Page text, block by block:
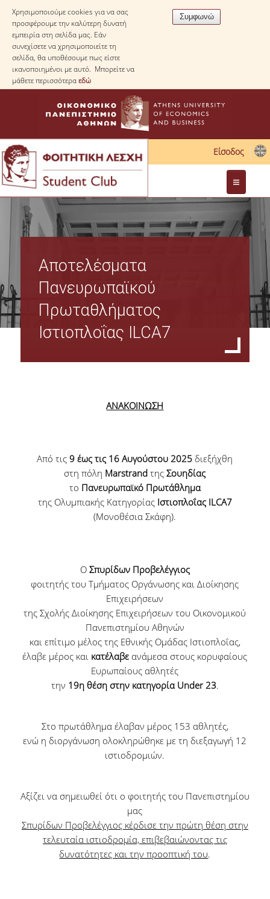
Χρησιμοποιούμε cookies για να σας
προσφέρουμε την καλύτερη δυνατή
εμπειρία στη σελίδα μας. Εάν
συνεχίσετε να χρησιμοποιείτε τη
σελίδα, θα υποθέσουμε πως είστε
ικανοποιημένοι με αυτό. Μπορείτε να
μάθετε περισσότεραεδώ
Είσοδος
Όργανα Διοίκησης
Σύνθεση Διοικητικού Συμβουλίου Φοιτητικής Λέσχης ΟΠΑ
Πρακτικά Δ.Σ.
Οικονομικές - Διοικητικές Υπηρεσίες & Υπηρεσίες Σίτισης
Υπηρεσίες Πολιτισμού & Αθλητισμού & Εκμάθησης Ξένων Γλωσσών
Φωτογραφικό Αρχείο
Δικαιούχοι, Προϋποθέσεις & Δικαιολογητικά
Σίτισης
Στέγασης
Διαδικασία Ηλεκτρονικής Αίτησης
Αποτελέσματα
Στέγασης
Φοιτητική Εστία Αθηνών
Γραφείο Εύρεσης Στέγης
Αποτελέσματα
Πανευρωπαϊκού
Πρωταθλήματος
Ιστιοπλοΐας ILCA7
ΑΝΑΚΟΙΝΩΣΗ
Από τις9 έως τις 16 Αυγούστου 2025 διεξήχθη
στη πόλη Marstrand τηςΣουηδίας
το Πανευρωπαϊκό Πρωτάθλημα
της Ολυμπιακής Κατηγορίας Ιστιοπλοΐας ILCA7
(Μονοθέσια Σκάφη).
Ο Σπυρίδων Προβελέγγιος
φοιτητής του Τμήματος Οργάνωσης και Διοίκησης
Επιχειρήσεων
της Σχολής Διοίκησης Επιχειρήσεων του Οικονομικού
Πανεπιστημίου Αθηνών
και επίτιμο μέλος της Εθνικής Ομάδας Ιστιοπλοΐας,
έλαβε μέρος και κατέλαβε ανάμεσα στους κορυφαίους
Ευρωπαίους αθλητές
την 19ηθέση στην κατηγορία Under 23.
Στο πρωτάθλημα έλαβαν μέρος 153 αθλητές,
ενώ η διοργάνωση ολοκληρώθηκε με τη διεξαγωγή 12
ιστιοδρομιών.
Αξίζει να σημειωθεί ότι ο φοιτητής του Πανεπιστημίου
μας
Σπυρίδων Προβελέγγιος κέρδισε την πρώτη θέση στην
τελευταία ιστιοδρομία, επιβεβαιώνοντας τις
δυνατότητες και την προοπτική του.